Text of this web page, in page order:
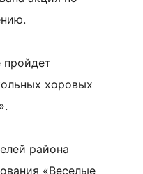
пройдет
хоровых
района
«Веселые